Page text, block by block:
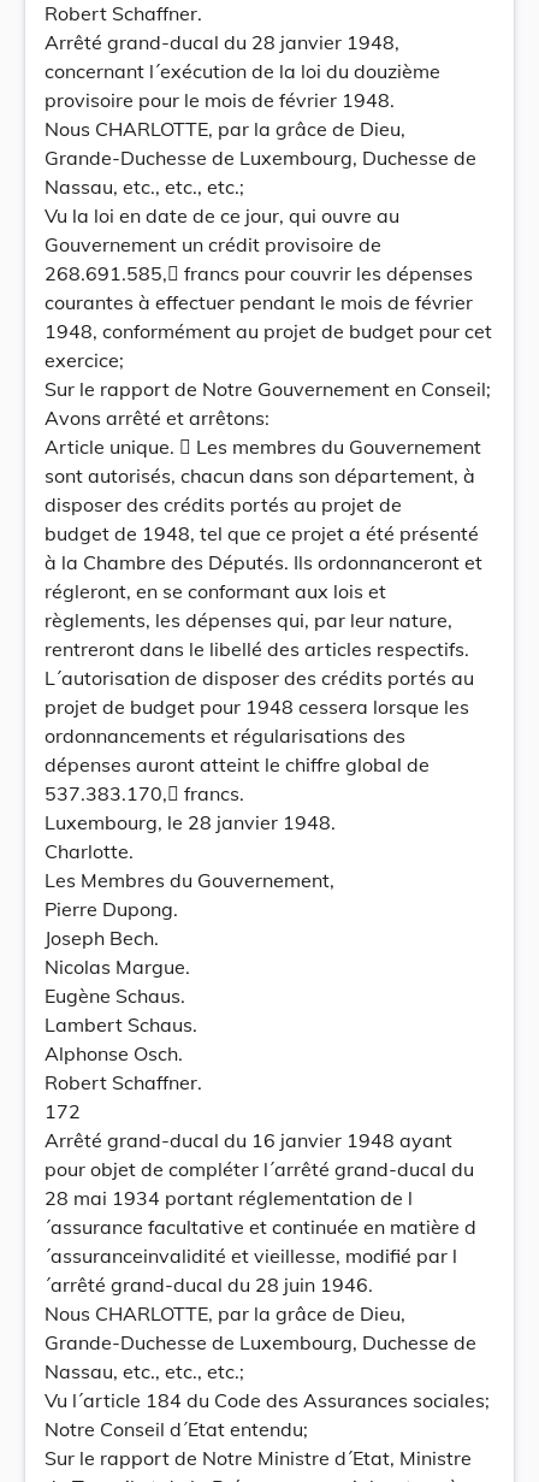
Robert Schaffner.
Arrêté grand-ducal du 28 janvier 1948,
concernant l´exécution de la loi du douzième
provisoire pour le mois de février 1948.
Nous CHARLOTTE, par la grâce de Dieu,
Grande-Duchesse de Luxembourg, Duchesse de
Nassau, etc., etc., etc.;
Vu la loi en date de ce jour, qui ouvre au
Gouvernement un crédit provisoire de
268.691.585, francs pour couvrir les dépenses
courantes à effectuer pendant le mois de février
1948, conformément au projet de budget pour cet
exercice;
Sur le rapport de Notre Gouvernement en Conseil;
Avons arrêté et arrêtons:
Article unique.  Les membres du Gouvernement
sont autorisés, chacun dans son département, à
disposer des crédits portés au projet de
budget de 1948, tel que ce projet a été présenté
à la Chambre des Députés. Ils ordonnanceront et
régleront, en se conformant aux lois et
règlements, les dépenses qui, par leur nature,
rentreront dans le libellé des articles respectifs.
L´autorisation de disposer des crédits portés au
projet de budget pour 1948 cessera lorsque les
ordonnancements et régularisations des
dépenses auront atteint le chiffre global de
537.383.170, francs.
Luxembourg, le 28 janvier 1948.
Charlotte.
Les Membres du Gouvernement,
Pierre Dupong.
Joseph Bech.
Nicolas Margue.
Eugène Schaus.
Lambert Schaus.
Alphonse Osch.
Robert Schaffner.
172
Arrêté grand-ducal du 16 janvier 1948 ayant
pour objet de compléter l´arrêté grand-ducal du
28 mai 1934 portant réglementation de l
´assurance facultative et continuée en matière d
´assuranceinvalidité et vieillesse, modifié par l
´arrêté grand-ducal du 28 juin 1946.
Nous CHARLOTTE, par la grâce de Dieu,
Grande-Duchesse de Luxembourg, Duchesse de
Nassau, etc., etc., etc.;
Vu l´article 184 du Code des Assurances sociales;
Notre Conseil d´Etat entendu;
Sur le rapport de Notre Ministre d´Etat, Ministre